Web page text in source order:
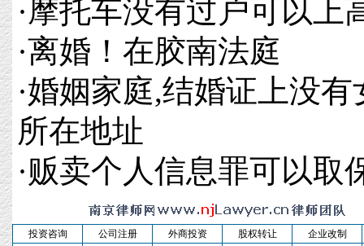
·摩托车没有过户可以上
·离婚！在胶南法庭
·婚姻家庭,结婚证上没
所在地址
·贩卖个人信息罪可以取
投资咨询 公司注册 外商投资 股权转让
企业改制